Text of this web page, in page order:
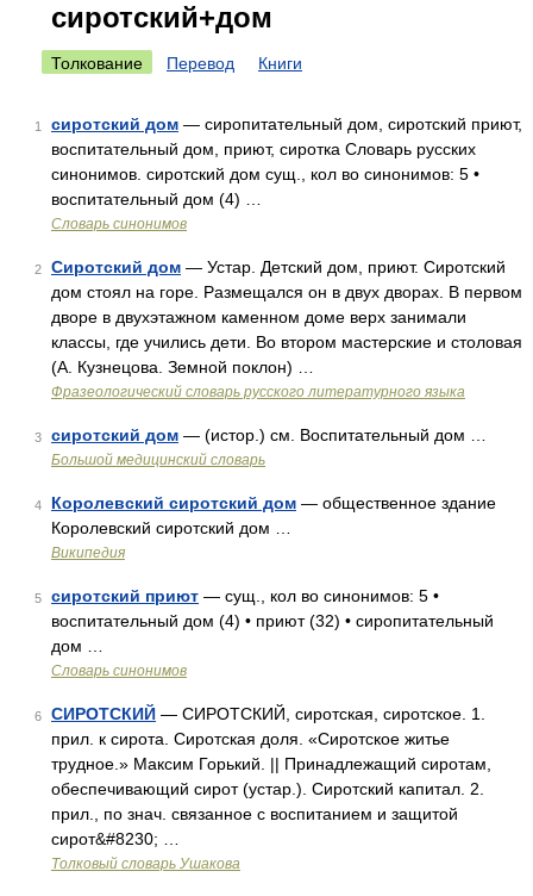
сиротский+дом
Толкование Перевод Книги
1 сиротский дом — сиропитательный дом, сиротский приют,
воспитательный дом, приют, сиротка Словарь русских
синонимов. сиротский дом сущ., кол во синонимов: 5 •
воспитательный дом (4) …
Словарь синонимов
2 Сиротский дом — Устар. Детский дом, приют. Сиротский
дом стоял на горе. Размещался он в двух дворах. В первом
дворе в двухэтажном каменном доме верх занимали
классы, где учились дети. Во втором мастерские и столовая
(А. Кузнецова. Земной поклон) …
Фразеологический словарь русского литературного языка
3 сиротский дом — (истор.) см. Воспитательный дом …
Большой медицинский словарь
4 Королевский сиротский дом — общественное здание
Королевский сиротский дом …
Википедия
5 сиротский приют — сущ., кол во синонимов: 5 •
воспитательный дом (4) • приют (32) • сиропитательный
дом …
Словарь синонимов
6 СИРОТСКИЙ — СИРОТСКИЙ, сиротская, сиротское. 1.
прил. к сирота. Сиротская доля. «Сиротское житье
трудное.» Максим Горький. || Принадлежащий сиротам,
обеспечивающий сирот (устар.). Сиротский капитал. 2.
прил., по знач. связанное с воспитанием и защитой
сирот&#8230; …
Толковый словарь Ушакова